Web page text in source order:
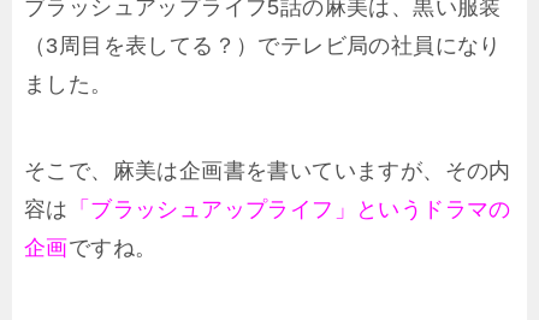
ブラッシュアップライフ5話の麻美は、黒い服装
（3周目を表してる？）でテレビ局の社員になり
ました。
そこで、麻美は企画書を書いていますが、その内
容は 「ブラッシュアップライフ」というドラマの
企画ですね。